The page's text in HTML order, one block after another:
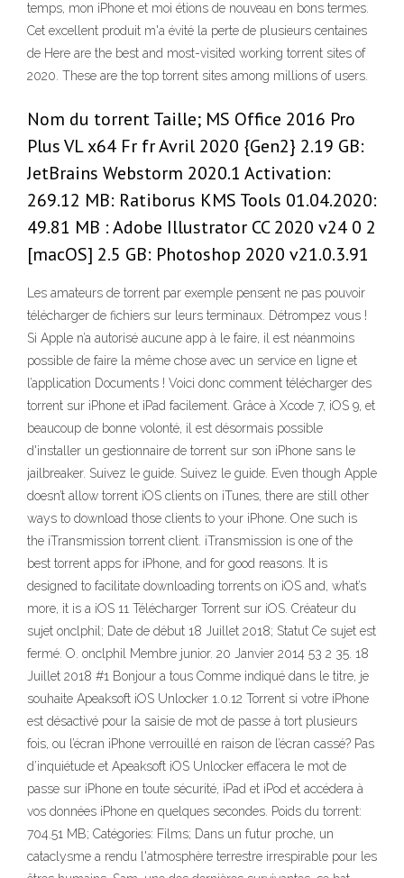
temps, mon iPhone et moi étions de nouveau en bons termes.
Cet excellent produit m'a évité la perte de plusieurs centaines
de Here are the best and most-visited working torrent sites of
2020. These are the top torrent sites among millions of users.
Nom du torrent Taille; MS Office 2016 Pro
Plus VL x64 Fr fr Avril 2020 {Gen2} 2.19 GB:
JetBrains Webstorm 2020.1 Activation:
269.12 MB: Ratiborus KMS Tools 01.04.2020:
49.81 MB : Adobe Illustrator CC 2020 v24 0 2
[macOS] 2.5 GB: Photoshop 2020 v21.0.3.91
Les amateurs de torrent par exemple pensent ne pas pouvoir
télécharger de fichiers sur leurs terminaux. Détrompez vous !
Si Apple n’a autorisé aucune app à le faire, il est néanmoins
possible de faire la même chose avec un service en ligne et
l’application Documents ! Voici donc comment télécharger des
torrent sur iPhone et iPad facilement. Grâce à Xcode 7, iOS 9, et
beaucoup de bonne volonté, il est désormais possible
d'installer un gestionnaire de torrent sur son iPhone sans le
jailbreaker. Suivez le guide. Suivez le guide. Even though Apple
doesn’t allow torrent iOS clients on iTunes, there are still other
ways to download those clients to your iPhone. One such is
the iTransmission torrent client. iTransmission is one of the
best torrent apps for iPhone, and for good reasons. It is
designed to facilitate downloading torrents on iOS and, what’s
more, it is a iOS 11 Télécharger Torrent sur iOS. Créateur du
sujet onclphil; Date de début 18 Juillet 2018; Statut Ce sujet est
fermé. O. onclphil Membre junior. 20 Janvier 2014 53 2 35. 18
Juillet 2018 #1 Bonjour a tous Comme indiqué dans le titre, je
souhaite Apeaksoft iOS Unlocker 1.0.12 Torrent si votre iPhone
est désactivé pour la saisie de mot de passe à tort plusieurs
fois, ou l’écran iPhone verrouillé en raison de l’écran cassé? Pas
d’inquiétude et Apeaksoft iOS Unlocker effacera le mot de
passe sur iPhone en toute sécurité, iPad et iPod et accédera à
vos données iPhone en quelques secondes. Poids du torrent:
704.51 MB; Catégories: Films; Dans un futur proche, un
cataclysme a rendu l'atmosphère terrestre irrespirable pour les